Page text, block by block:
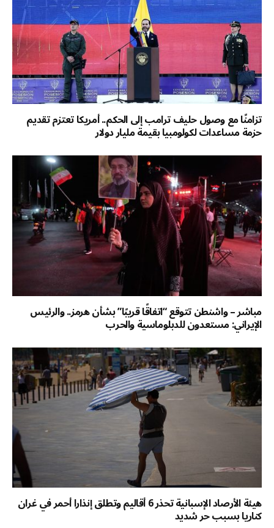
تزامنًا مع وصول حليف ترامب إلى الحكم.. أمريكا تعتزم تقديم
حزمة مساعدات لكولومبيا بقيمة مليار دولار
مباشر – واشنطن تتوقع “اتفاقًا قريبًا” بشأن هرمز.. والرئيس
الإيراني: مستعدون للدبلوماسية والحرب
هيئة الأرصاد الإسبانية تحذر 6 أقاليم وتطلق إنذارا أحمر في غران
كناريا بسبب حر شديد